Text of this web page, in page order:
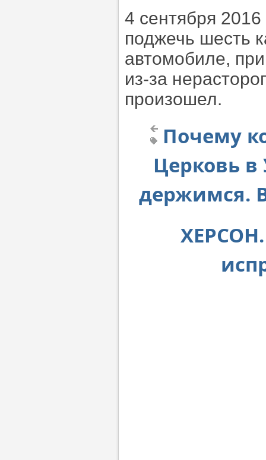
4 сентября
поджечь шесть
автомобиле,
из-за
произошел.
Почему
Церковь
держимся.